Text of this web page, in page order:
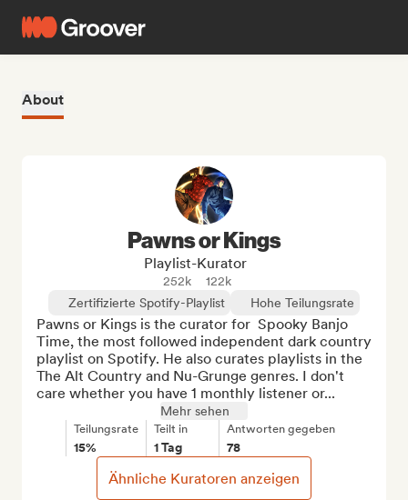
About
Pawns or Kings
Playlist-Kurator
252k
122k
Zertifizierte Spotify-Playlist
Hohe Teilungsrate
Pawns or Kings is the curator for  Spooky Banjo
Time, the most followed independent dark country
playlist on Spotify. He also curates playlists in the
The Alt Country and Nu-Grunge genres. I don't
care whether you have 1 monthly listener or...
Mehr sehen
Teilungsrate
15%
Teilt in
1 Tag
Antworten gegeben
78
Ähnliche Kuratoren anzeigen